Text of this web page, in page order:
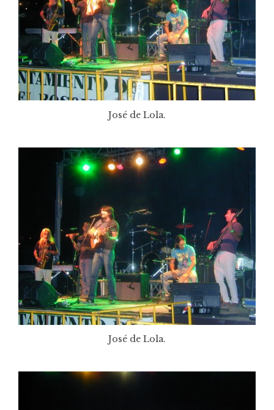
José de Lola.
José de Lola.